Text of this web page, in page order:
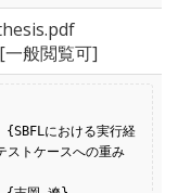
般閲覧可]
ストケースへの重み